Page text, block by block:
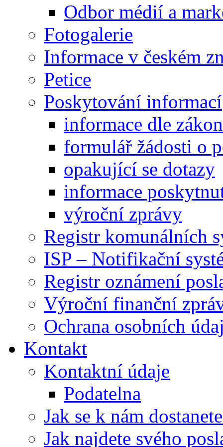
Odbor médií a
Fotogalerie
Informace v českém
Petice
Poskytování informací
informace dle
formulář žádosti o
opakující se dotazy
informace
výroční zprávy
Registr komunálních
ISP – Notifikační
Registr oznámení
Výroční finanční
Ochrana osobních
Kontakt
Kontaktní údaje
Podatelna
Jak se k nám
Jak najdete svého